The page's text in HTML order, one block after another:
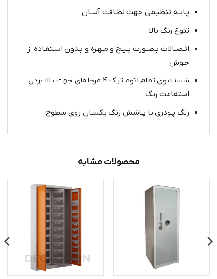
پـایـه تنظیـمی جهت نظـافت آسـان
تنوع رنگ بالا
اتـصـالات بـصـورت پـیـچ و مـهـره و بـدون اسـتفـاده از
جـوش
شستشوی تمام اتوماتیک ۴ مرحله‌ای جهت بالا بردن
استقامت رنگ
رنگ پـودری با پـاشش رنگ یکسـان روی سطوح
محصولات مشابه